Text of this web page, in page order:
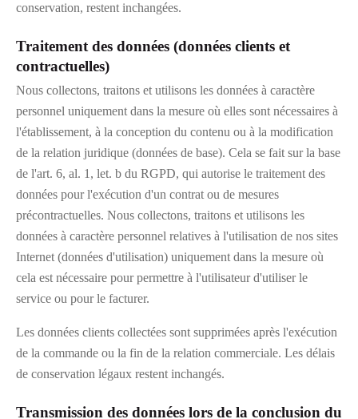
conservation, restent inchangées.
Traitement des données (données clients et
contractuelles)
Nous collectons, traitons et utilisons les données à caractère
personnel uniquement dans la mesure où elles sont nécessaires à
l'établissement, à la conception du contenu ou à la modification
de la relation juridique (données de base). Cela se fait sur la base
de l'art. 6, al. 1, let. b du RGPD, qui autorise le traitement des
données pour l'exécution d'un contrat ou de mesures
précontractuelles. Nous collectons, traitons et utilisons les
données à caractère personnel relatives à l'utilisation de nos sites
Internet (données d'utilisation) uniquement dans la mesure où
cela est nécessaire pour permettre à l'utilisateur d'utiliser le
service ou pour le facturer.
Les données clients collectées sont supprimées après l'exécution
de la commande ou la fin de la relation commerciale. Les délais
de conservation légaux restent inchangés.
Transmission des données lors de la conclusion du